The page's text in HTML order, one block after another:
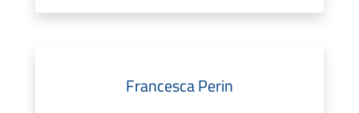
Francesca Perin